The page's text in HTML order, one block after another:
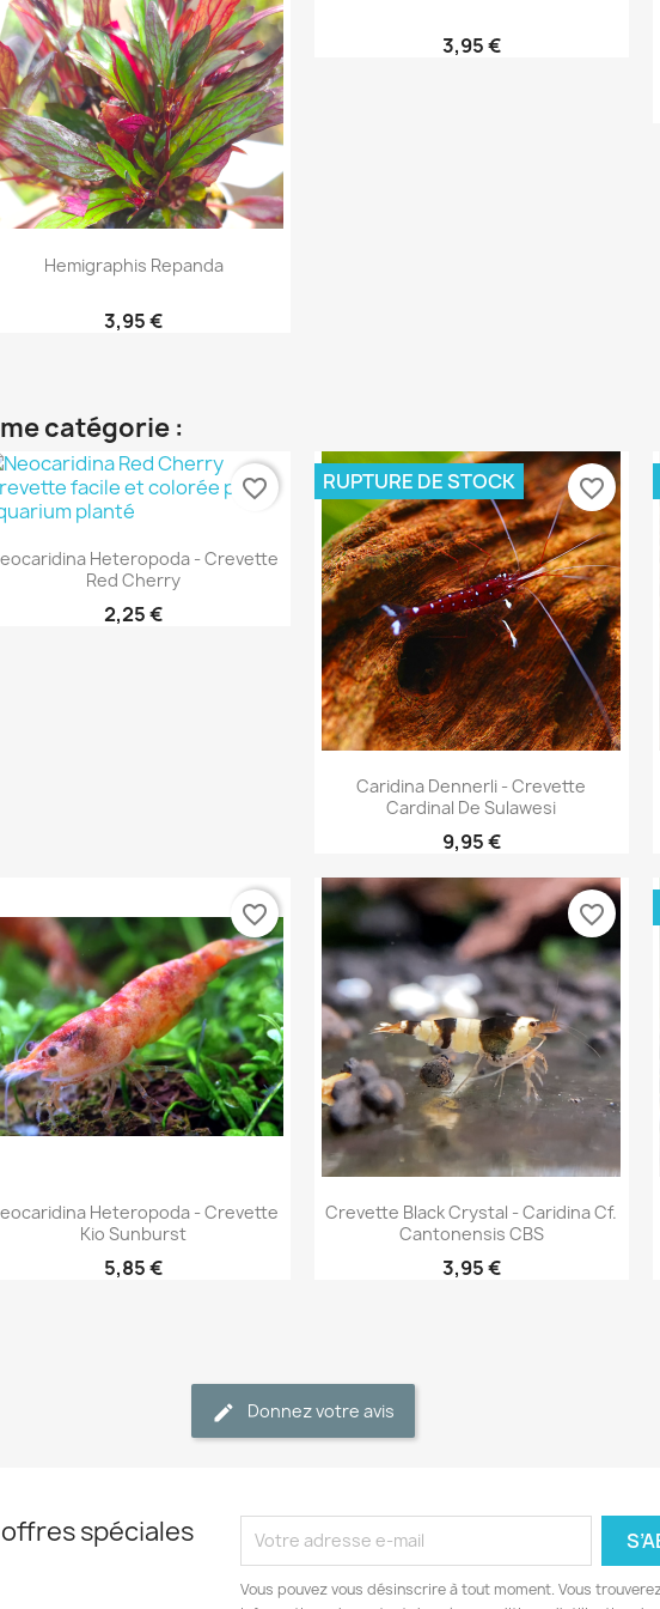
Aperçu rapide
Hemigraphis Repanda
3,95 €
3,95 €
catégorie :
 Aperçu rapide
Heteropoda - Crevette
Red Cherry
2,25 €
favorite_border
 Aperçu rapide
Caridina Dennerli - Crevette
Cardinal De Sulawesi
9,95 €
RUPTURE DE STOCK favorite_border
 Aperçu rapide
Heteropoda - Crevette
Kio Sunburst
5,85 €
favorite_border
 Aperçu rapide
Crevette Black Crystal - Caridina Cf.
Cantonensis CBS
3,95 €
favorite_border
Donnez votre avis
spéciales
Vous pouvez vous désinscrire à tout moment. Vous